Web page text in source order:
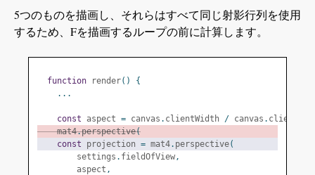
5つのものを描画し、それらはすべて同じ射影行列を使用
するため、Fを描画するループの前に計算します。
function render()
{
...
const aspect = canvas . clientWidth / canvas .
    mat4
.perspective(
const projection = mat4. perspective(
        settings
. fieldOfView,
        aspect
,